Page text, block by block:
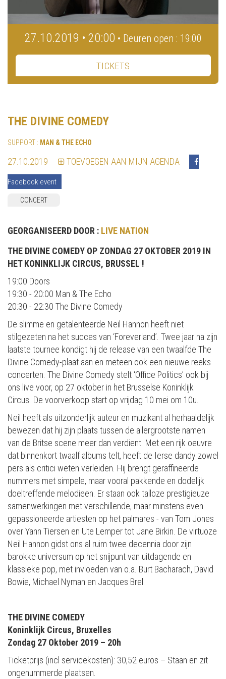
27.10.2019 • 20:00 • Deuren open : 19:00
TICKETS
THE DIVINE COMEDY
SUPPORT : MAN & THE ECHO
27.10.2019 TOEVOEGEN AAN MIJN AGENDA
Facebook event
CONCERT
GEORGANISEERD DOOR : LIVE NATION
THE DIVINE COMEDY OP ZONDAG 27 OKTOBER 2019 IN
HET KONINKLIJK CIRCUS, BRUSSEL !
19:00 Doors
19:30 - 20:00 Man & The Echo
20:30 - 22:30 The Divine Comedy​​​​​​​
De slimme en getalenteerde Neil Hannon heeft niet
stilgezeten na het succes van ‘Foreverland’. Twee jaar na zijn
laatste tournee kondigt hij de release van een twaalfde The
Divine Comedy-plaat aan en meteen ook een nieuwe reeks
concerten. The Divine Comedy stelt ‘Office Politics’ ook bij
ons live voor, op 27 oktober in het Brusselse Koninklijk
Circus. De voorverkoop start op vrijdag 10 mei om 10u.
Neil heeft als uitzonderlijk auteur en muzikant al herhaaldelijk
bewezen dat hij zijn plaats tussen de allergrootste namen
van de Britse scene meer dan verdient. Met een rijk oeuvre
dat binnenkort twaalf albums telt, heeft de Ierse dandy zowel
pers als critici weten verleiden. Hij brengt geraffineerde
nummers met simpele, maar vooral pakkende en dodelijk
doeltreffende melodieën. Er staan ook talloze prestigieuze
samenwerkingen met verschillende, maar minstens even
gepassioneerde artiesten op het palmares - van Tom Jones
over Yann Tiersen en Ute Lemper tot Jane Birkin. De virtuoze
Neil Hannon gidst ons al ruim twee decennia door zijn
barokke universum op het snijpunt van uitdagende en
klassieke pop, met invloeden van o.a. Burt Bacharach, David
Bowie, Michael Nyman en Jacques Brel.
THE DIVINE COMEDY
Koninklijk Circus, Bruxelles
Zondag 27 Oktober 2019 – 20h
Ticketprijs (incl servicekosten): 30,52 euros – Staan en zit
ongenummerde plaatsen.